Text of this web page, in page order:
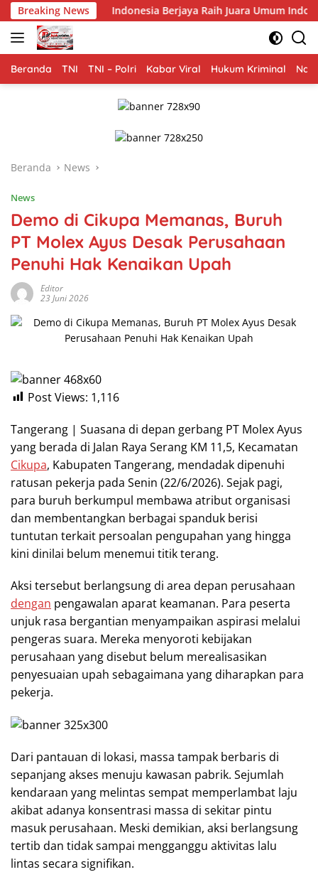
Langsung
ke
konten
Breaking News
Indonesia Berjaya Raih Juara Umum Indonesia Open 8th
Beranda TNI TNI – Polri Kabar Viral Hukum Kriminal
Beranda News
News
Demo di Cikupa Memanas, Buruh
PT Molex Ayus Desak Perusahaan
Penuhi Hak Kenaikan Upah
Editor
23 Juni 2026
Post Views: 1,116
Tangerang | Suasana di depan gerbang PT Molex Ayus
yang berada di Jalan Raya Serang KM 11,5, Kecamatan
Cikupa, Kabupaten Tangerang, mendadak dipenuhi
ratusan pekerja pada Senin (22/6/2026). Sejak pagi,
para buruh berkumpul membawa atribut organisasi
dan membentangkan berbagai spanduk berisi
tuntutan terkait persoalan pengupahan yang hingga
kini dinilai belum menemui titik terang.
Aksi tersebut berlangsung di area depan perusahaan
dengan pengawalan aparat keamanan. Para peserta
unjuk rasa bergantian menyampaikan aspirasi melalui
pengeras suara. Mereka menyoroti kebijakan
perusahaan yang disebut belum merealisasikan
penyesuaian upah sebagaimana yang diharapkan para
pekerja.
Dari pantauan di lokasi, massa tampak berbaris di
sepanjang akses menuju kawasan pabrik. Sejumlah
kendaraan yang melintas sempat memperlambat laju
akibat adanya konsentrasi massa di sekitar pintu
masuk perusahaan. Meski demikian, aksi berlangsung
tertib dan tidak sampai mengganggu aktivitas lalu
lintas secara signifikan.